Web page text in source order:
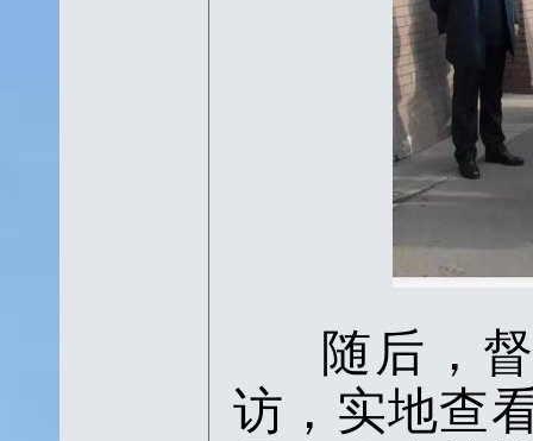
随后，
访，实地查